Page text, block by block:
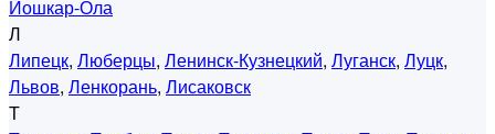
Йошкар-Ола
Л
Липецк, Люберцы, Ленинск-Кузнецкий, Луганск, Луцк,
Львов, Ленкорань, Лисаковск
Т